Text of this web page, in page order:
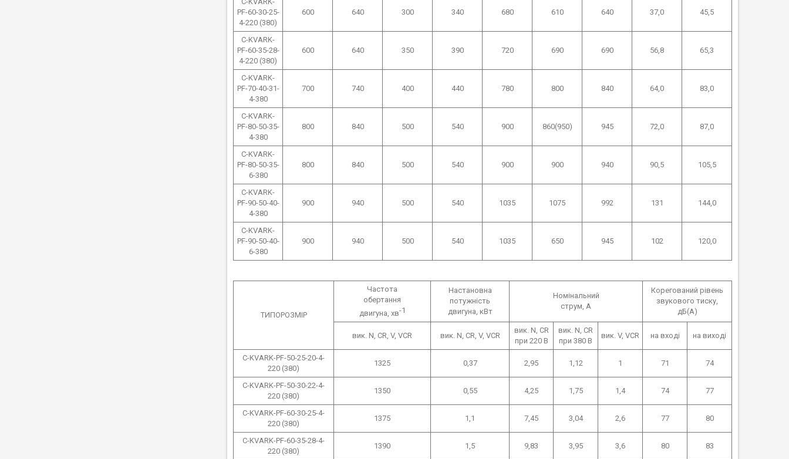
PF-60-30-25-
4-220 (380)
600 640 300 340 680 610 640 37,0 45,5
C-KVARK-
PF-60-35-28-
4-220 (380)
600 640 350 390 720 690 690 56,8 65,3
C-KVARK-
PF-70-40-31-
4-380
700 740 400 440 780 800 840 64,0 83,0
C-KVARK-
PF-80-50-35-
4-380
800 840 500 540 900 860(950) 945 72,0 87,0
C-KVARK-
PF-80-50-35-
6-380
800 840 500 540 900 900 940 90,5 105,5
C-KVARK-
PF-90-50-40-
4-380
900 940 500 540 1035 1075 992 131 144,0
C-KVARK-
PF-90-50-40-
6-380
900 940 500 540 1035 650 945 102 120,0
ТИПОРОЗМІР
Частота
обертання
двигуна, хв-1
Настановна
потужність
двигуна, кВт
Номінальний
струм, А
Корегований рівень
звукового тиску,
дБ(А)
вик. N, CR, V, VCR вик. N, CR, V, VCR
вик. N, CR
при 220 В
вик. N, CR
при 380 В
вик. V, VCR на вході на виході
C-KVARK-PF-50-25-20-4-
220 (380)
1325 0,37 2,95 1,12 1 71 74
C-KVARK-PF-50-30-22-4-
220 (380)
1350 0,55 4,25 1,75 1,4 74 77
C-KVARK-PF-60-30-25-4-
220 (380)
1375 1,1 7,45 3,04 2,6 77 80
C-KVARK-PF-60-35-28-4-
220 (380)
1390 1,5 9,83 3,95 3,6 80 83